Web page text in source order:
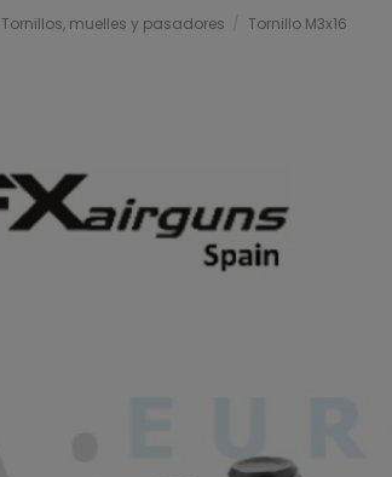
Tornillos, muelles y pasadores Tornillo M3x16